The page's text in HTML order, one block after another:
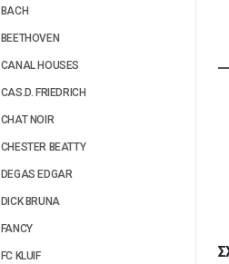
BACH
BEETHOVEN
CANAL HOUSES
CAS.D. FRIEDRICH
CHAT NOIR
CHESTER BEATTY
DEGAS EDGAR
DICK BRUNA
FANCY
FC KLUIF